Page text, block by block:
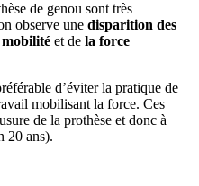
de genou sont très
observe une disparition des
et de la force
d’éviter la pratique de
mobilisant la force. Ces
de la prothèse et donc à
20 ans).